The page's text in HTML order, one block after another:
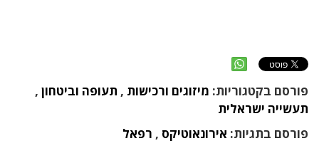
פורסם בקטגוריות: מיזוגים ורכישות , תעופה וביטחון ,
תעשייה ישראלית
פורסם בתגיות: אירונאוטיקס , רפאל